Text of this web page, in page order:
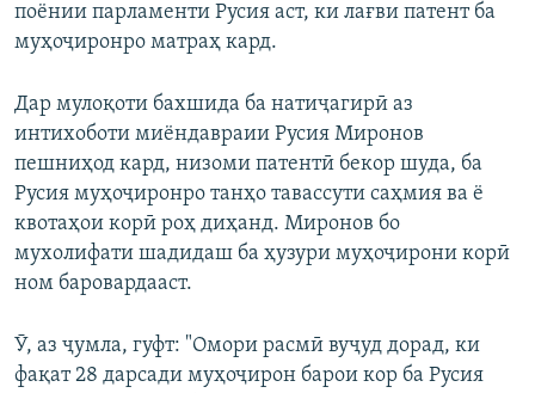
поёнии парламенти Русия аст, ки лағви патент ба
муҳоҷиронро матраҳ кард.
Дар мулоқоти бахшида ба натиҷагирӣ аз
интихоботи миёндавраии Русия Миронов
пешниҳод кард, низоми патентӣ бекор шуда, ба
Русия муҳоҷиронро танҳо тавассути саҳмия ва ё
квотаҳои корӣ роҳ диҳанд. Миронов бо
мухолифати шадидаш ба ҳузури муҳоҷирони корӣ
ном баровардааст.
Ӯ, аз ҷумла, гуфт: "Омори расмӣ вуҷуд дорад, ки
фақат 28 дарсади муҳоҷирон барои кор ба Русия